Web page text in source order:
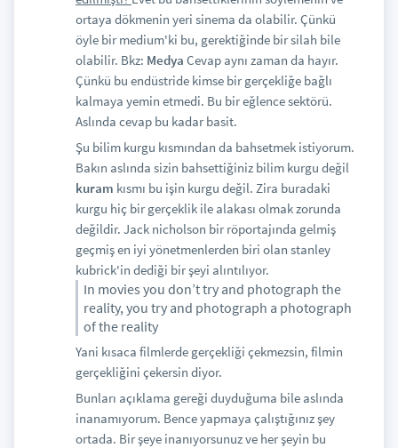
ortaya dökmenin yeri sinema da olabilir. Çünkü
öyle bir medium'ki bu, gerektiğinde bir silah bile
olabilir. Bkz: Medya Cevap aynı zaman da hayır.
Çünkü bu endüstride kimse bir gerçekliğe bağlı
kalmaya yemin etmedi. Bu bir eğlence sektörü.
Aslında cevap bu kadar basit.
Şu bilim kurgu kısmından da bahsetmek istiyorum.
Bakın aslında sizin bahsettiğiniz bilim kurgu değil
kuram kısmı bu işin kurgu değil. Zira buradaki
kurgu hiç bir gerçeklik ile alakası olmak zorunda
değildir. Jack nicholson bir röportajında gelmiş
geçmiş en iyi yönetmenlerden biri olan stanley
kubrick'in dediği bir şeyi alıntılıyor.
In movies you don’t try and photograph the
reality, you try and photograph a photograph
of the reality
Yani kısaca filmlerde gerçekliği çekmezsin, filmin
gerçekliğini çekersin diyor.
Bunları açıklama gereği duyduğuma bile aslında
inanamıyorum. Bence yapmaya çalıştığınız şey
ortada. Bir şeye inanıyorsunuz ve her şeyin bu